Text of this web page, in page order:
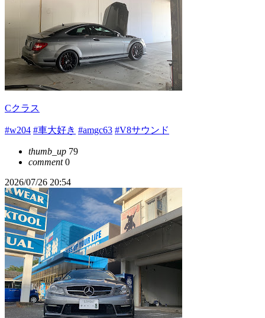
Cクラス
#w204 #車大好き #amgc63 #V8サウンド
thumb_up 79
comment0
2026/07/26 20:54